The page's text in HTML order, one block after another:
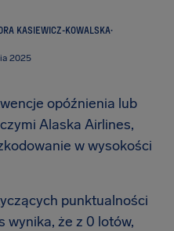
KASIEWICZ-KOWALSKA·
2025
opóźnienia lub
Alaska Airlines,
w wysokości
punktualności
wynika, że z 0 lotów,